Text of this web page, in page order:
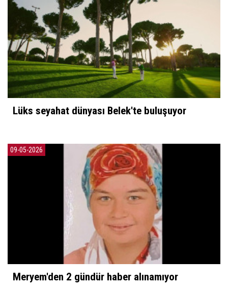
Lüks seyahat dünyası Belek'te buluşuyor
09-05-2026
Meryem'den 2 gündür haber alınamıyor